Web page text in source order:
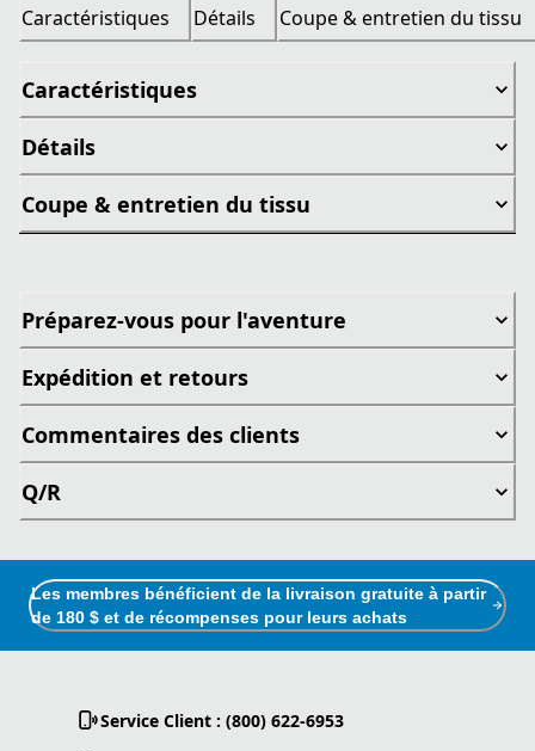
Caractéristiques Détails Coupe & entretien du tissu
Caractéristiques
Détails
Coupe & entretien du tissu
Préparez-vous pour l'aventure
Expédition et retours
Commentaires des clients
Q/R
Les membres bénéficient de la livraison gratuite à partir
de 180 $ et de récompenses pour leurs achats
Service Client : (800) 622-6953